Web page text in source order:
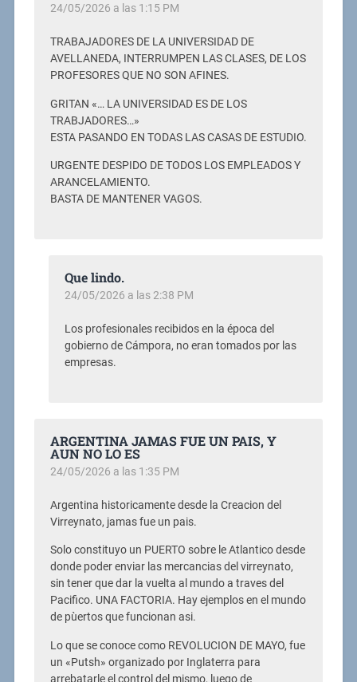
24/05/2026 a las 1:15 PM
TRABAJADORES DE LA UNIVERSIDAD DE
AVELLANEDA, INTERRUMPEN LAS CLASES, DE LOS
PROFESORES QUE NO SON AFINES.
GRITAN «… LA UNIVERSIDAD ES DE LOS
TRABJADORES…»
ESTA PASANDO EN TODAS LAS CASAS DE ESTUDIO.
URGENTE DESPIDO DE TODOS LOS EMPLEADOS Y
ARANCELAMIENTO.
BASTA DE MANTENER VAGOS.
Que lindo.
24/05/2026 a las 2:38 PM
Los profesionales recibidos en la época del
gobierno de Cámpora, no eran tomados por las
empresas.
ARGENTINA JAMAS FUE UN PAIS, Y
AUN NO LO ES
24/05/2026 a las 1:35 PM
Argentina historicamente desde la Creacion del
Virreynato, jamas fue un pais.
Solo constituyo un PUERTO sobre le Atlantico desde
donde poder enviar las mercancias del virreynato,
sin tener que dar la vuelta al mundo a traves del
Pacifico. UNA FACTORIA. Hay ejemplos en el mundo
de pùertos que funcionan asi.
Lo que se conoce como REVOLUCION DE MAYO, fue
un «Putsh» organizado por Inglaterra para
arrebatarle el control del mismo, luego de